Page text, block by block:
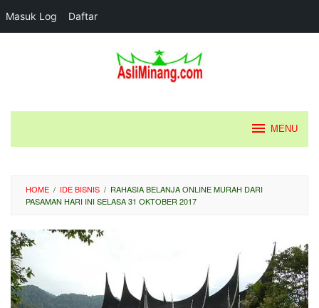
Masuk Log Daftar
MENU
HOME / IDE BISNIS / RAHASIA BELANJA ONLINE MURAH DARI
PASAMAN HARI INI SELASA 31 OKTOBER 2017